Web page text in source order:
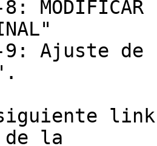
MODIFICAR
9: Ajuste
de la